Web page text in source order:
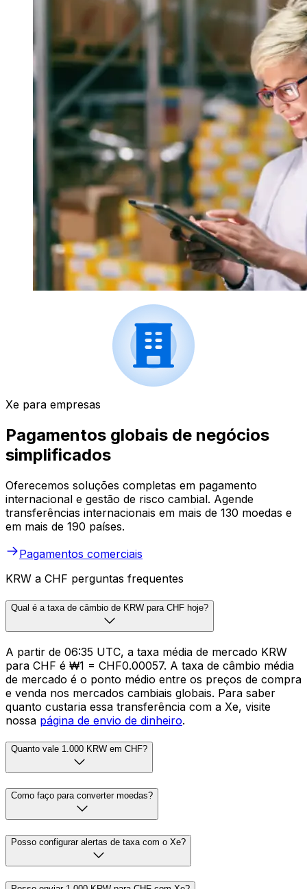
Xe para empresas
Pagamentos globais de negócios
simplificados
Oferecemos soluções completas em pagamento
internacional e gestão de risco cambial. Agende
transferências internacionais em mais de 130 moedas e
em mais de 190 países.
Pagamentos comerciais
KRW a CHF perguntas frequentes
Qual é a taxa de câmbio de KRW para CHF hoje?
A partir de 06:35 UTC, a taxa média de mercado KRW
para CHF é ₩1 = CHF0.00057. A taxa de câmbio média
de mercado é o ponto médio entre os preços de compra
e venda nos mercados cambiais globais. Para saber
quanto custaria essa transferência com a Xe, visite
nossa página de envio de dinheiro.
Quanto vale 1.000 KRW em CHF?
Como faço para converter moedas?
Posso configurar alertas de taxa com o Xe?